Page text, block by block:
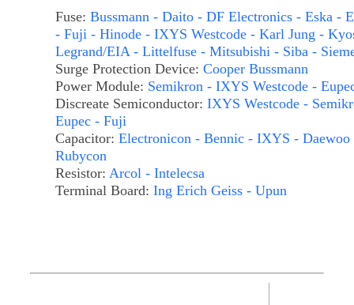
Fuse: Bussmann - Daito - DF Electronics - Eska -
- Fuji - Hinode - IXYS Westcode - Karl Jung -
Legrand/EIA - Littelfuse - Mitsubishi - Siba -
Surge Protection Device: Cooper Bussmann
Power Module: Semikron - IXYS Westcode -
Discreate Semiconductor: IXYS Westcode -
Eupec - Fuji
Capacitor: Electronicon - Bennic - IXYS - Daewoo
Rubycon
Resistor: Arcol - Intelecsa
Terminal Board: Ing Erich Geiss - Upun